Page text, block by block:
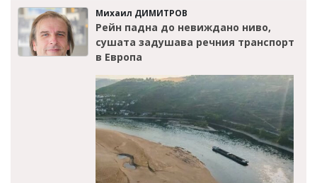
Михаил ДИМИТРОВ
Рейн падна до невиждано ниво,
сушата задушава речния транспорт
в Европа